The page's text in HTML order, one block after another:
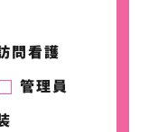
問看護
管理員